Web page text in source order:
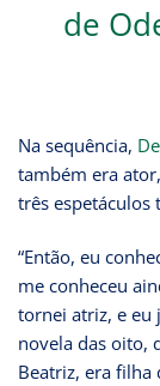
de
Na sequência,
também era
três espetáculos
“Então, eu
me conheceu
tornei atriz, e eu
novela das oito,
Beatriz, era filha